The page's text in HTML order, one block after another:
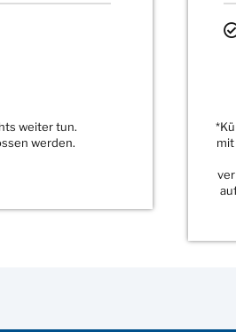
weiter tun.
werden.